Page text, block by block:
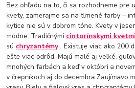
Bez ohľadu na to, či sa rozhodneme pre
kvety, zamerajme sa na tlmené farby –
kytice nie sú v dobrom tóne. Kvety v
módne. Tradičnými cintorínskymi kvetmi
sú chryzantémy. Existuje viac ako 200
ešte viac odrôd. Majú malé aj veľké,
mnohých farbách a keď v októbri a
v črepníkoch aj do decembra.Zaujímavo